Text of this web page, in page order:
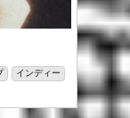
インディー